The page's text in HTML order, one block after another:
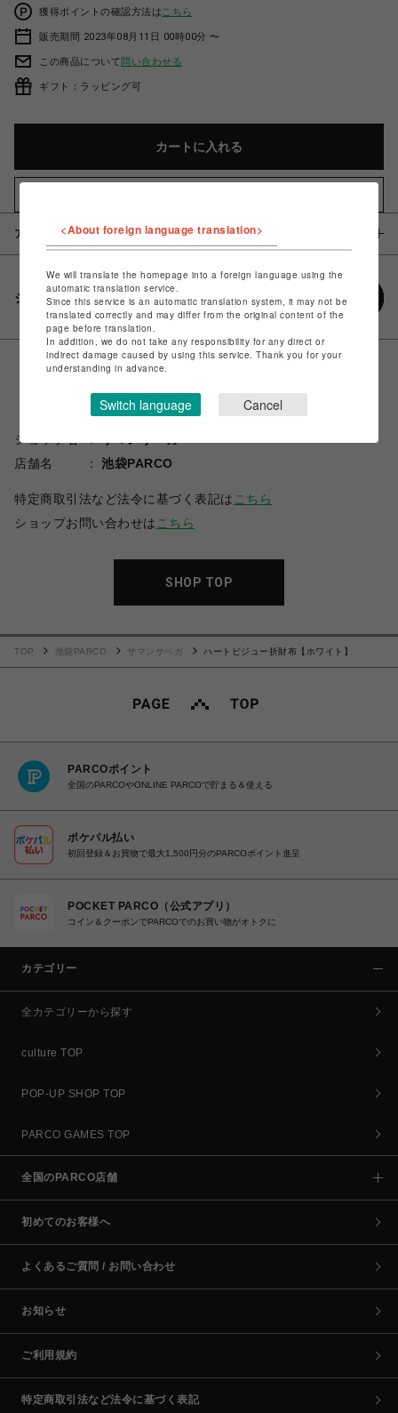
獲得ポイントの確認方法は こちら
販売期間 2023年08月11日 00時00分 〜
この商品について問い合わせる
ギフト：ラッピング可
カートに入れる
アイテム説明 / 素材
シェアする
ショップ名
店舗名
池袋PARCO
特定商取引法など法令に基づく表記は こちら
ショップお問い合わせは こちら
SHOP TOP
TOP 池袋PARCO サマンサベガ ハートビジュー折財布【ホワイト】
PARCOポイント
全国のPARCOやONLINE PARCOで貯まる＆使える
ポケパル払い
初回登録＆お買物で最大1,500円分のPARCOポイント進呈
POCKET PARCO（公式アプリ）
コイン＆クーポンでPARCOでのお買い物がオトクに
カテゴリー
全カテゴリーから探す
culture TOP
POP-UP SHOP TOP
PARCO GAMES TOP
全国のPARCO店舗
初めてのお客様へ
よくあるご質問 / お問い合わせ
お知らせ
ご利用規約
特定商取引法など法令に基づく表記
<About foreign language translation>
We will translate the homepage into a foreign language using the
automatic translation service.
Since this service is an automatic translation system, it may not be
translated correctly and may differ from the original content of the
page before translation.
In addition, we do not take any responsibility for any direct or
indirect damage caused by using this service. Thank you for your
understanding in advance.
Switch language Cancel